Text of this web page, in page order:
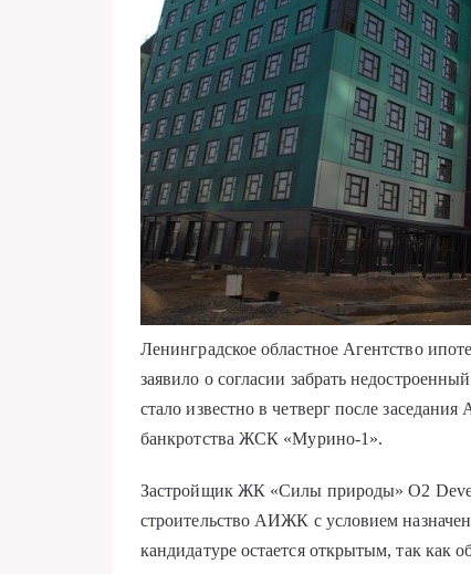
Ленинградское областное Агентство
заявило о согласии забрать
стало известно в четверг после
банкротства ЖСК «Мурино-1».
Застройщик ЖК «Силы природы» О2
строительство АИЖК с условием
кандидатуре остается открытым, так как